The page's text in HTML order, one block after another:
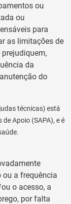
ou
ou
para
as limitações de
da
do
técnicas) está
Apoio (SAPA), e é
ou a frequência
o acesso, a
por falta